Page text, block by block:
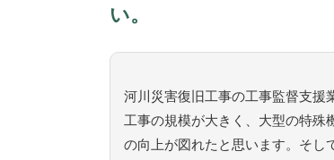
い。
河川災害復旧工事の工事監督支援
工事の規模が大きく、大型の特殊
の向上が図れたと思います。そし